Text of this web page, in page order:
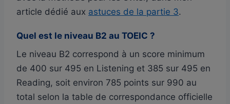
article dédié aux astuces de la partie 3.
Quel est le niveau B2 au TOEIC ?
Le niveau B2 correspond à un score minimum
de 400 sur 495 en Listening et 385 sur 495 en
Reading, soit environ 785 points sur 990 au
total selon la table de correspondance officielle